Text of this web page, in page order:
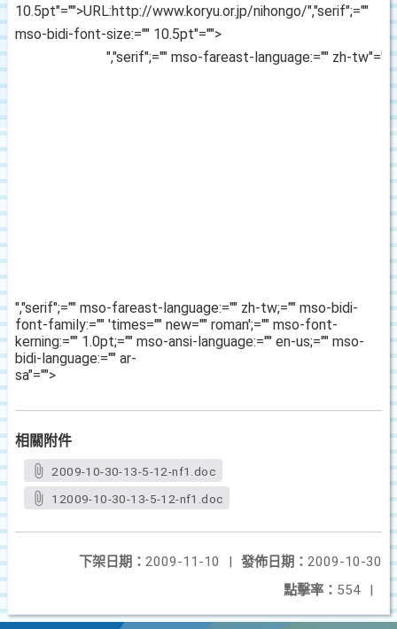
10.5pt"="">URL:http://www.koryu.or.jp/nihongo/","serif";=""
mso-bidi-font-size:="" 10.5pt"="">
","serif";="" mso-fareast-language:="" zh-
","serif";="" mso-fareast-language:="" zh-tw;="" mso-bidi-
font-family:="" 'times="" new="" roman';="" mso-font-
kerning:="" 1.0pt;="" mso-ansi-language:="" en-us;="" mso-
bidi-language:="" ar-
sa"="">
相關附件
2009-10-30-13-5-12-nf1.doc
12009-10-30-13-5-12-nf1.doc
發佈日期： 2009-10-30
下架日期： 2009-11-10
|
點擊率： 554 |